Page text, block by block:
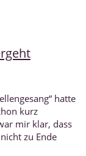
hatte
kurz
mir klar, dass
zu Ende